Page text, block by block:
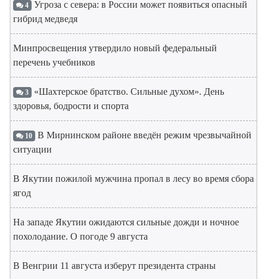
4 Угроза с севера: в России может появиться опасный
гибрид медведя
Минпросвещения утвердило новый федеральный
перечень учебников
3 «Шахтерское братство. Сильные духом». День
здоровья, бодрости и спорта
10 В Мирнинском районе введён режим чрезвычайной
ситуации
В Якутии пожилой мужчина пропал в лесу во время сбора
ягод
На западе Якутии ожидаются сильные дожди и ночное
похолодание. О погоде 9 августа
В Венгрии 11 августа изберут президента страны